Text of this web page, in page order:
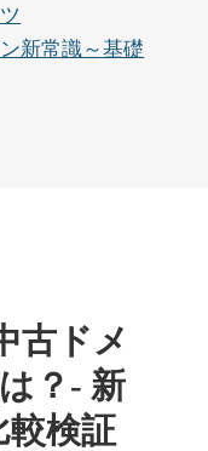
ン年齢2年
年齢
新常識～基礎
古ドメ
？- 新
検証